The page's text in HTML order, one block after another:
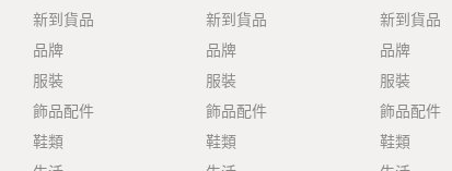
新到貨品
品牌
服裝
飾品配件
鞋類
新到貨品
品牌
服裝
飾品配件
鞋類
新到貨品
品牌
服裝
飾品配件
鞋類